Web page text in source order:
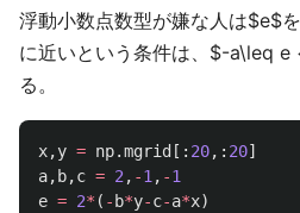
浮動小数点数型が嫌な人は$e$
に近いという条件は、$-a\leq e
る。
x,y = np.mgrid [: 20,: 20]
a, b,c = 2 , -1 , -1
e = 2* ( - b*y-c-a*x)